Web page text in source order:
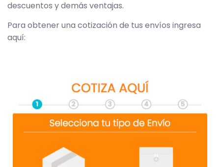
descuentos y demás ventajas.
Para obtener una cotización de tus envíos ingresa
aquí: